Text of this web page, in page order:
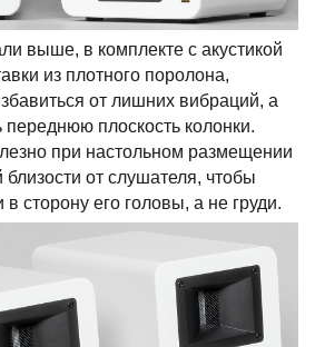
выше, в комплекте с акустикой
из плотного поролона,
от лишних вибраций, а
плоскость колонки.
при настольном размещении
от слушателя, чтобы
сторону его головы, а не груди.